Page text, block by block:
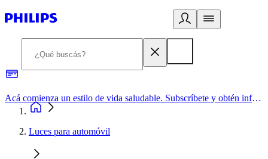
Acá comienza un estilo de vida saludable. Subscríbete y obtén información de primera mano
Luces para automóvil